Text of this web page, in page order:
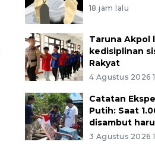
18 jam lalu
Taruna Akpol
kedisiplinan
Rakyat
4 Agustus 2026
Catatan
Putih: Saat
disambut
3 Agustus 2026